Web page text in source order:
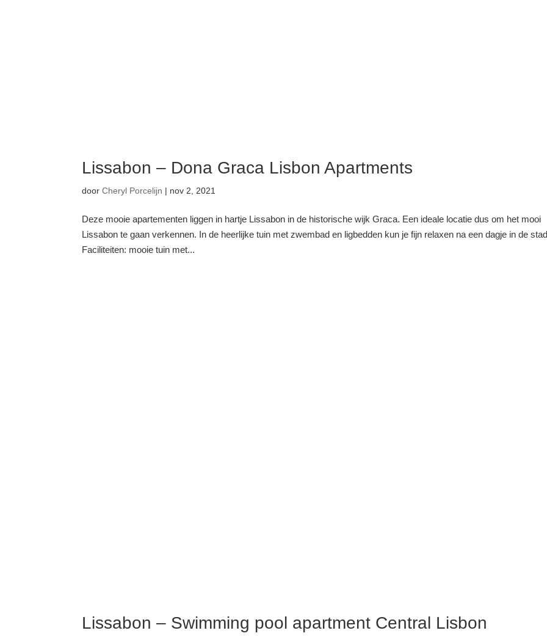
Lissabon – Dona Graca Lisbon Apartments
doorCheryl Porcelijn | nov 2, 2021
Deze mooie apartementen liggen in hartje Lissabon in de historische wijk Graca. Een ideale locatie dus om het mooi
Lissabon te gaan verkennen. In de heerlijke tuin met zwembad en ligbedden kun je fijn relaxen na een dagje in de
Faciliteiten: mooie tuin met...
Lissabon – Swimming pool apartment Central Lisbon